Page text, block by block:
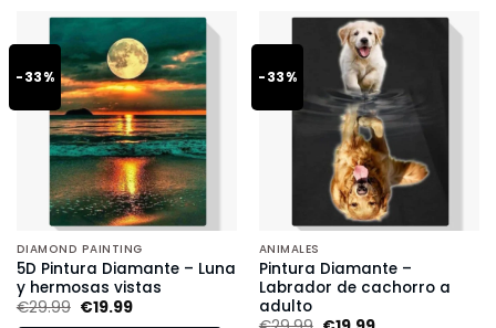
-33%
DIAMOND PAINTING
5D Pintura Diamante – Luna
y hermosas vistas
€29.99 €19.99
-33%
ANIMALES
Pintura Diamante –
Labrador de cachorro a
adulto